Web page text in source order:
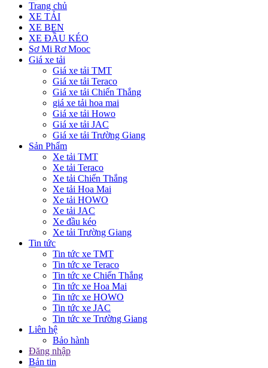
Trang chủ
XE TẢI
XE BEN
XE ĐẦU KÉO
Sơ Mi Rơ Mooc
Giá xe tải
Giá xe tải TMT
Giá xe tải Teraco
Giá xe tải Chiến Thắng
giá xe tải hoa mai
Giá xe tải Howo
Giá xe tải JAC
Giá xe tải Trường Giang
Sản Phẩm
Xe tải TMT
Xe tải Teraco
Xe tải Chiến Thắng
Xe tải Hoa Mai
Xe tải HOWO
Xe tải JAC
Xe đầu kéo
Xe tải Trường Giang
Tin tức
Tin tức xe TMT
Tin tức xe Teraco
Tin tức xe Chiến Thắng
Tin tức xe Hoa Mai
Tin tức xe HOWO
Tin tức xe JAC
Tin tức xe Trường Giang
Liên hệ
Bảo hành
Đăng nhập
Bản tin